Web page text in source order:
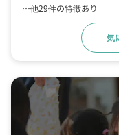
…他29件の特徴あり
気